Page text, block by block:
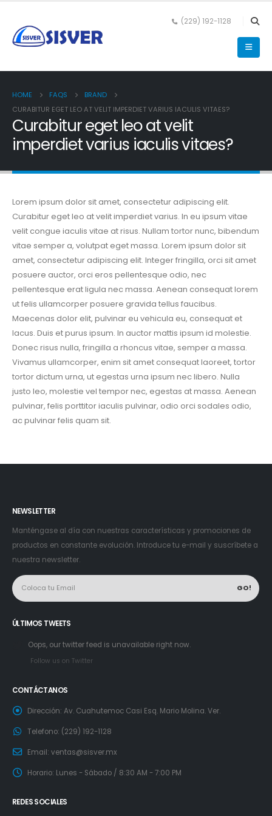
(229) 192-1128
HOME FAQS
BRAND
CURABITUR EGET LEO AT VELIT IMPERDIET VARIUS IACULIS VITAES?
Curabitur eget leo at velit
imperdiet varius iaculis vitaes?
Lorem ipsum dolor sit amet, consectetur adipiscing elit.
Curabitur eget leo at velit imperdiet varius. In eu ipsum vitae
velit congue iaculis vitae at risus. Nullam tortor nunc, bibendum
vitae semper a, volutpat eget massa. Lorem ipsum dolor sit
amet, consectetur adipiscing elit. Integer fringilla, orci sit amet
posuere auctor, orci eros pellentesque odio, nec
pellentesque erat ligula nec massa. Aenean consequat lorem
ut felis ullamcorper posuere gravida tellus faucibus.
Maecenas dolor elit, pulvinar eu vehicula eu, consequat et
lacus. Duis et purus ipsum. In auctor mattis ipsum id molestie.
Donec risus nulla, fringilla a rhoncus vitae, semper a massa.
Vivamus ullamcorper, enim sit amet consequat laoreet, tortor
tortor dictum urna, ut egestas urna ipsum nec libero. Nulla
justo leo, molestie vel tempor nec, egestas at massa. Aenean
pulvinar, felis porttitor iaculis pulvinar, odio orci sodales odio,
ac pulvinar felis quam sit.
NEWSLETTER
Manténgase al día con nuestras características y promociones de
productos en constante evolución. Introduce tu e-mail y suscríbete a
nuestra newsletter.
ÚLTIMOS TWEETS
Oops, our twitter feed is unavailable right now.
Follow us on Twitter
CONTÁCTANOS
Dirección: Av. Cuahutemoc Casi Esq. Mario Molina. Ver.
Telefono: (229) 192-1128
Email: ventas@sisver.mx
Horario: Lunes - Sábado / 8:30 AM - 7:00 PM
REDES SOCIALES